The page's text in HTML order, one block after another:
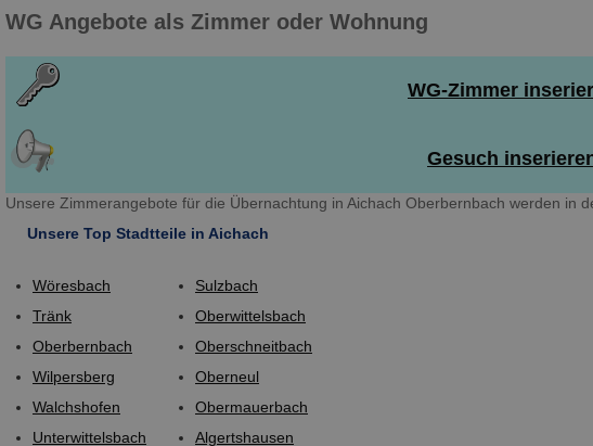
WG Angebote als Zimmer oder Wohnung
WG-Zimmer
Gesuch
Unsere Zimmerangebote für die Übernachtung in Aichach Oberbernbach werden in
Unsere Top Stadtteile in Aichach
Wöresbach
Tränk
Oberbernbach
Wilpersberg
Walchshofen
Unterwittelsbach
Sulzbach
Oberwittelsbach
Oberschneitbach
Oberneul
Obermauerbach
Algertshausen